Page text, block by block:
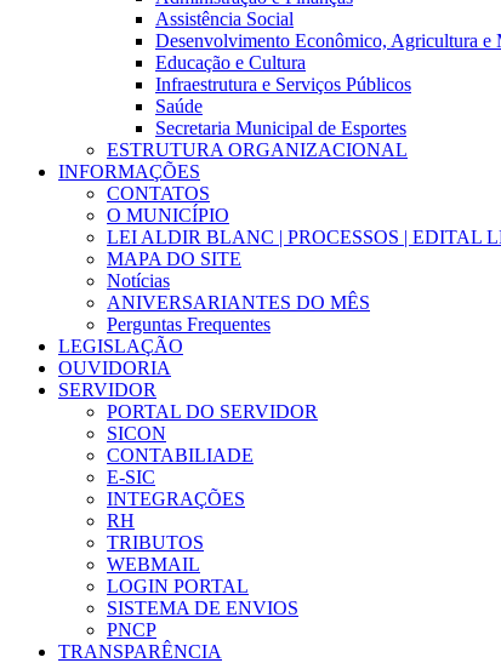
Assistência Social
Desenvolvimento Econômico, Agricultura e
Educação e Cultura
Infraestrutura e Serviços Públicos
Saúde
Secretaria Municipal de Esportes
ESTRUTURA ORGANIZACIONAL
INFORMAÇÕES
CONTATOS
O MUNICÍPIO
LEI ALDIR BLANC | PROCESSOS | EDITAL
MAPA DO SITE
Notícias
ANIVERSARIANTES DO MÊS
Perguntas Frequentes
LEGISLAÇÃO
OUVIDORIA
SERVIDOR
PORTAL DO SERVIDOR
SICON
CONTABILIADE
E-SIC
INTEGRAÇÕES
RH
TRIBUTOS
WEBMAIL
LOGIN PORTAL
SISTEMA DE ENVIOS
PNCP
TRANSPARÊNCIA